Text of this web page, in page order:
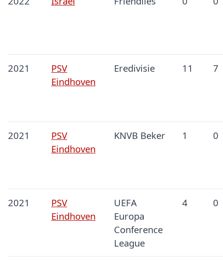
2021
PSV
Eindhoven
Eredivisie 11 7
2021
PSV
Eindhoven
KNVB Beker 1 0
2021
PSV
Eindhoven
UEFA
Europa
Conference
League
4 0